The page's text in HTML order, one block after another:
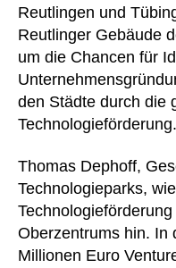
Reutlingen und
Reutlinger Gebäude
um die Chancen für
den Städte durch die
Technologieförderung.
Thomas Dephoff,
Technologieparks,
Oberzentrums hin. In
Millionen Euro